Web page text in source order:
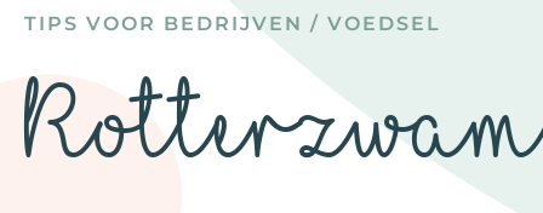
TIPS VOOR BEDRIJVEN / VOEDSEL